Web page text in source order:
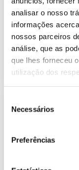
analisar o nosso
informações
nossos parceiros
análise, que as
que lhes forneceu
utilização dos
Necessários
Preferências
243.52 Kb
2024-02-26